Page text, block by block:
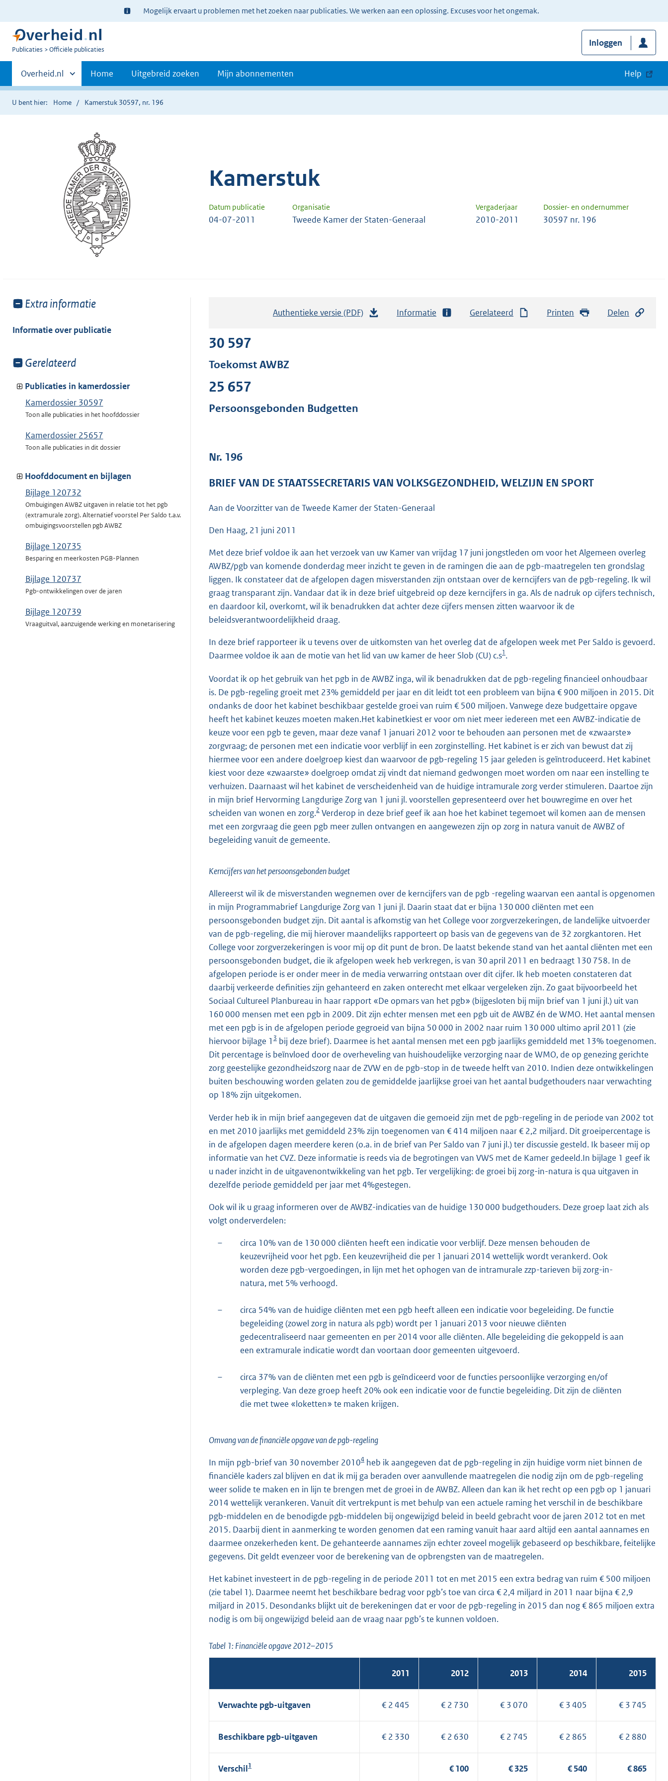
Ter
informatie:
Mogelijk ervaart u problemen met het zoeken naar publicaties. We werken aan een oplossing. Excuses voor het ongemak.
U
Publicaties Officiële publicaties
Inloggen
Primaire
navigatie
Andere
sites
binnen
Overheid.nl Home Uitgebreid zoeken Mijn abonnementen Help
U bent hier: Home Kamerstuk 30597, nr. 196
Kamerstuk
Datum publicatie Organisatie Vergaderjaar Dossier- en ondernummer
04-07-2011 Tweede Kamer der Staten-Generaal 2010-2011 30597 nr. 196
Toon
van:
Extra informatie
Informatie over publicatie
Toon
van:
Gerelateerd
Publicaties in kamerdossier
Kamerdossier 30597
Toon alle publicaties in het hoofddossier
Kamerdossier 25657
Toon alle publicaties in dit dossier
Hoofddocument en bijlagen
Bijlage 120732
Ombuigingen AWBZ uitgaven in relatie tot het pgb
(extramurale zorg). Alternatief voorstel Per Saldo t.a.v.
ombuigingsvoorstellen pgb AWBZ
Bijlage 120735
Besparing en meerkosten PGB-Plannen
Bijlage 120737
Pgb-ontwikkelingen over de jaren
Bijlage 120739
Vraaguitval, aanzuigende werking en monetarisering
Authentieke versie (PDF)
t
:
K
b
Informatie Gerelateerd Printen Delen
30 597
Toekomst AWBZ
25 657
Persoonsgebonden Budgetten
Nr. 196
BRIEF VAN DE STAATSSECRETARIS VAN VOLKSGEZONDHEID, WELZIJN EN SPORT
Aan de Voorzitter van de Tweede Kamer der Staten-Generaal
Den Haag, 21 juni 2011
Met deze brief voldoe ik aan het verzoek van uw Kamer van vrijdag 17 juni jongstleden om voor het Algemeen overleg
AWBZ/pgb van komende donderdag meer inzicht te geven in de ramingen die aan de pgb-maatregelen ten grondslag
liggen. Ik constateer dat de afgelopen dagen misverstanden zijn ontstaan over de kerncijfers van de pgb-regeling. Ik wil
graag transparant zijn. Vandaar dat ik in deze brief uitgebreid op deze kerncijfers in ga. Als de nadruk op cijfers technisch,
en daardoor kil, overkomt, wil ik benadrukken dat achter deze cijfers mensen zitten waarvoor ik de
beleidsverantwoordelijkheid draag.
In deze brief rapporteer ik u tevens over de uitkomsten van het overleg dat de afgelopen week met Per Saldo is gevoerd.
Daarmee voldoe ik aan de motie van het lid van uw kamer de heer Slob (CU) c.s1.
Voordat ik op het gebruik van het pgb in de AWBZ inga, wil ik benadrukken dat de pgb-regeling financieel onhoudbaar
is. De pgb-regeling groeit met 23% gemiddeld per jaar en dit leidt tot een probleem van bijna € 900 miljoen in 2015. Dit
ondanks de door het kabinet beschikbaar gestelde groei van ruim € 500 miljoen. Vanwege deze budgettaire opgave
heeft het kabinet keuzes moeten maken.Het kabinetkiest er voor om niet meer iedereen met een AWBZ-indicatie de
keuze voor een pgb te geven, maar deze vanaf 1 januari 2012 voor te behouden aan personen met de «zwaarste»
zorgvraag; de personen met een indicatie voor verblijf in een zorginstelling. Het kabinet is er zich van bewust dat zij
hiermee voor een andere doelgroep kiest dan waarvoor de pgb-regeling 15 jaar geleden is geïntroduceerd. Het kabinet
kiest voor deze «zwaarste» doelgroep omdat zij vindt dat niemand gedwongen moet worden om naar een instelling te
verhuizen. Daarnaast wil het kabinet de verscheidenheid van de huidige intramurale zorg verder stimuleren. Daartoe zijn
in mijn brief Hervorming Langdurige Zorg van 1 juni jl. voorstellen gepresenteerd over het bouwregime en over het
scheiden van wonen en zorg.2 Verderop in deze brief geef ik aan hoe het kabinet tegemoet wil komen aan de mensen
met een zorgvraag die geen pgb meer zullen ontvangen en aangewezen zijn op zorg in natura vanuit de AWBZ of
begeleiding vanuit de gemeente.
Kerncijfers van het persoonsgebonden budget
Allereerst wil ik de misverstanden wegnemen over de kerncijfers van de pgb -regeling waarvan een aantal is opgenomen
in mijn Programmabrief Langdurige Zorg van 1 juni jl. Daarin staat dat er bijna 130 000 cliënten met een
persoonsgebonden budget zijn. Dit aantal is afkomstig van het College voor zorgverzekeringen, de landelijke uitvoerder
van de pgb-regeling, die mij hierover maandelijks rapporteert op basis van de gegevens van de 32 zorgkantoren. Het
College voor zorgverzekeringen is voor mij op dit punt de bron. De laatst bekende stand van het aantal cliënten met een
persoonsgebonden budget, die ik afgelopen week heb verkregen, is van 30 april 2011 en bedraagt 130 758. In de
afgelopen periode is er onder meer in de media verwarring ontstaan over dit cijfer. Ik heb moeten constateren dat
daarbij verkeerde definities zijn gehanteerd en zaken onterecht met elkaar vergeleken zijn. Zo gaat bijvoorbeeld het
Sociaal Cultureel Planbureau in haar rapport «De opmars van het pgb» (bijgesloten bij mijn brief van 1 juni jl.) uit van
160 000 mensen met een pgb in 2009. Dit zijn echter mensen met een pgb uit de AWBZ én de WMO. Het aantal mensen
met een pgb is in de afgelopen periode gegroeid van bijna 50 000 in 2002 naar ruim 130 000 ultimo april 2011 (zie
hiervoor bijlage 1 3 bij deze brief). Daarmee is het aantal mensen met een pgb jaarlijks gemiddeld met 13% toegenomen.
Dit percentage is beïnvloed door de overheveling van huishoudelijke verzorging naar de WMO, de op genezing gerichte
zorg geestelijke gezondheidszorg naar de ZVW en de pgb-stop in de tweede helft van 2010. Indien deze ontwikkelingen
buiten beschouwing worden gelaten zou de gemiddelde jaarlijkse groei van het aantal budgethouders naar verwachting
op 18% zijn uitgekomen.
Verder heb ik in mijn brief aangegeven dat de uitgaven die gemoeid zijn met de pgb-regeling in de periode van 2002 tot
en met 2010 jaarlijks met gemiddeld 23% zijn toegenomen van € 414 miljoen naar € 2,2 miljard. Dit groeipercentage is
in de afgelopen dagen meerdere keren (o.a. in de brief van Per Saldo van 7 juni jl.) ter discussie gesteld. Ik baseer mij op
informatie van het CVZ. Deze informatie is reeds via de begrotingen van VWS met de Kamer gedeeld.In bijlage 1 geef ik
u nader inzicht in de uitgavenontwikkeling van het pgb. Ter vergelijking: de groei bij zorg-in-natura is qua uitgaven in
dezelfde periode gemiddeld per jaar met 4%gestegen.
Ook wil ik u graag informeren over de AWBZ-indicaties van de huidige 130 000 budgethouders. Deze groep laat zich als
volgt onderverdelen:
–
circa 10% van de 130 000 cliënten heeft een indicatie voor verblijf. Deze mensen behouden de
keuzevrijheid voor het pgb. Een keuzevrijheid die per 1 januari 2014 wettelijk wordt verankerd. Ook
worden deze pgb-vergoedingen, in lijn met het ophogen van de intramurale zzp-tarieven bij zorg-in-
natura, met 5% verhoogd.
–
circa 54% van de huidige cliënten met een pgb heeft alleen een indicatie voor begeleiding. De functie
begeleiding (zowel zorg in natura als pgb) wordt per 1 januari 2013 voor nieuwe cliënten
gedecentraliseerd naar gemeenten en per 2014 voor alle cliënten. Alle begeleiding die gekoppeld is aan
een extramurale indicatie wordt dan voortaan door gemeenten uitgevoerd.
–
circa 37% van de cliënten met een pgb is geïndiceerd voor de functies persoonlijke verzorging en/of
verpleging. Van deze groep heeft 20% ook een indicatie voor de functie begeleiding. Dit zijn de cliënten
die met twee «loketten» te maken krijgen.
Omvang van de financiële opgave van de pgb-regeling
In mijn pgb-brief van 30 november 20104 heb ik aangegeven dat de pgb-regeling in zijn huidige vorm niet binnen de
financiële kaders zal blijven en dat ik mij ga beraden over aanvullende maatregelen die nodig zijn om de pgb-regeling
weer solide te maken en in lijn te brengen met de groei in de AWBZ. Alleen dan kan ik het recht op een pgb op 1 januari
2014 wettelijk verankeren. Vanuit dit vertrekpunt is met behulp van een actuele raming het verschil in de beschikbare
pgb-middelen en de benodigde pgb-middelen bij ongewijzigd beleid in beeld gebracht voor de jaren 2012 tot en met
2015. Daarbij dient in aanmerking te worden genomen dat een raming vanuit haar aard altijd een aantal aannames en
daarmee onzekerheden kent. De gehanteerde aannames zijn echter zoveel mogelijk gebaseerd op beschikbare, feitelijke
gegevens. Dit geldt evenzeer voor de berekening van de opbrengsten van de maatregelen.
Het kabinet investeert in de pgb-regeling in de periode 2011 tot en met 2015 een extra bedrag van ruim € 500 miljoen
(zie tabel 1). Daarmee neemt het beschikbare bedrag voor pgb’s toe van circa € 2,4 miljard in 2011 naar bijna € 2,9
miljard in 2015. Desondanks blijkt uit de berekeningen dat er voor de pgb-regeling in 2015 dan nog € 865 miljoen extra
nodig is om bij ongewijzigd beleid aan de vraag naar pgb’s te kunnen voldoen.
Tabel 1: Financiële opgave 2012–2015
2011 2012 2013 2014 2015
Verwachte pgb-uitgaven € 2 445 € 2 730 € 3 070 € 3 405 € 3 745
Beschikbare pgb-uitgaven € 2 330 € 2 630 € 2 745 € 2 865 € 2 880
Verschil1 € 100 € 325 € 540 € 865